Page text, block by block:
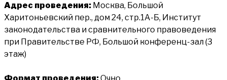
Адрес проведения: Москва, Большой
Харитоньевский пер., дом 24, стр.1А-Б, Институт
законодательства и сравнительного правоведения
при Правительстве РФ, Большой конференц-зал (3
этаж)